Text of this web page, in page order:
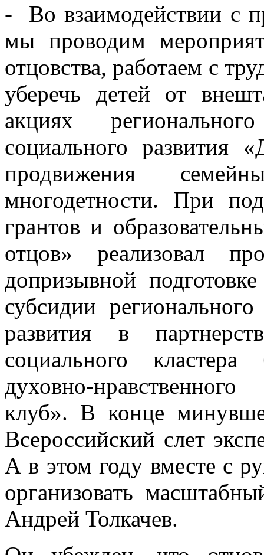
- Во взаимодействии с
мы проводим
отцовства, работаем с
уберечь детей от
акциях
социального развития
продвижения
многодетности. При
грантов и
отцов» реализовал
допризывной
субсидии
развития в
социального
духовно-
клуб». В конце
Всероссийский слет
А в этом году вместе с
организовать
Андрей Толкачев.